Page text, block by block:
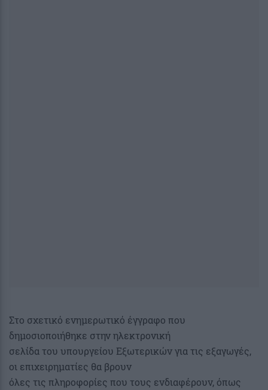
Στο σχετικό ενημερωτικό έγγραφο που
δημοσιοποιήθηκε στην ηλεκτρονική
σελίδα του υπουργείου Εξωτερικών για τις εξαγωγές,
οι επιχειρηματίες θα βρουν
όλες τις πληροφορίες που τους ενδιαφέρουν, όπως